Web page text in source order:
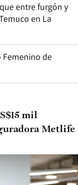
entre furgón y
en La
Femenino de
mil
Metlife